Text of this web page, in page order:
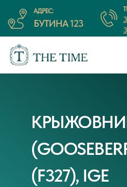
АДРЕС:
БУТИНА 123
(F327), IGE